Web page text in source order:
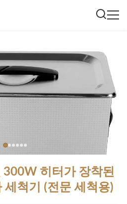
히터가 장착된
세척기 (전문 세척용)